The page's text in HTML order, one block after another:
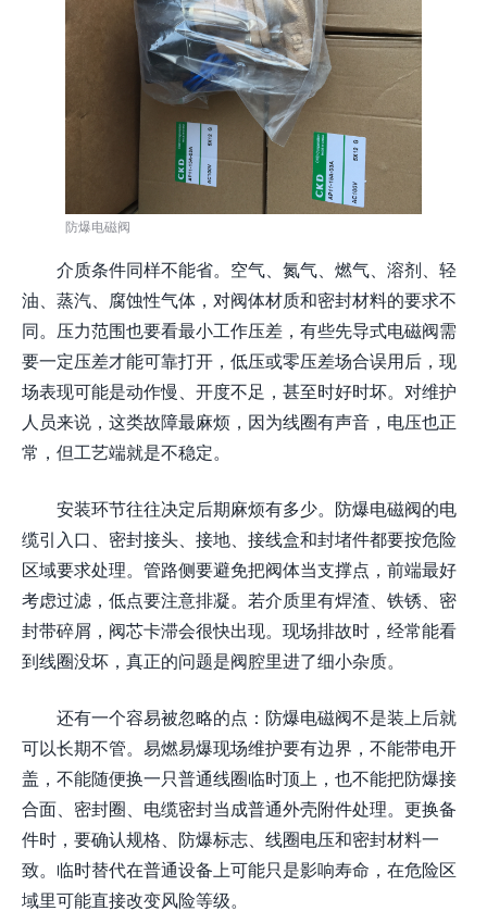
防爆电磁阀
介质条件同样不能省。空气、氮气、燃气、溶剂、轻
油、蒸汽、腐蚀性气体，对阀体材质和密封材料的要求不
同。压力范围也要看最小工作压差，有些先导式电磁阀需
要一定压差才能可靠打开，低压或零压差场合误用后，现
场表现可能是动作慢、开度不足，甚至时好时坏。对维护
人员来说，这类故障最麻烦，因为线圈有声音，电压也正
常，但工艺端就是不稳定。
安装环节往往决定后期麻烦有多少。防爆电磁阀的电
缆引入口、密封接头、接地、接线盒和封堵件都要按危险
区域要求处理。管路侧要避免把阀体当支撑点，前端最好
考虑过滤，低点要注意排凝。若介质里有焊渣、铁锈、密
封带碎屑，阀芯卡滞会很快出现。现场排故时，经常能看
到线圈没坏，真正的问题是阀腔里进了细小杂质。
还有一个容易被忽略的点：防爆电磁阀不是装上后就
可以长期不管。易燃易爆现场维护要有边界，不能带电开
盖，不能随便换一只普通线圈临时顶上，也不能把防爆接
合面、密封圈、电缆密封当成普通外壳附件处理。更换备
件时，要确认规格、防爆标志、线圈电压和密封材料一
致。临时替代在普通设备上可能只是影响寿命，在危险区
域里可能直接改变风险等级。